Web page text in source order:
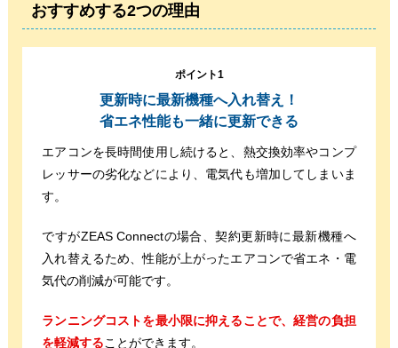
おすすめする2つの理由
ポイント1
更新時に最新機種へ入れ替え！
省エネ性能も一緒に更新できる
エアコンを長時間使用し続けると、熱交換効率やコンプ
レッサーの劣化などにより、電気代も増加してしまいま
す。
ですがZEAS Connectの場合、契約更新時に最新機種へ
入れ替えるため、性能が上がったエアコンで省エネ・電
気代の削減が可能です。
ランニングコストを最小限に抑えることで、経営の負担
を軽減することができます。